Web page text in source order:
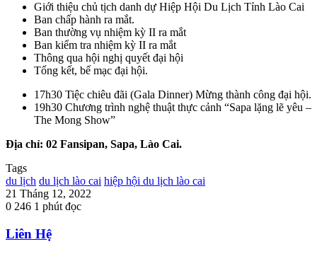
Giới thiệu chủ tịch danh dự Hiệp Hội Du Lịch Tỉnh Lào Cai
Ban chấp hành ra mắt.
Ban thường vụ nhiệm kỳ II ra mắt
Ban kiểm tra nhiệm kỳ II ra mắt
Thông qua hội nghị quyết đại hội
Tổng kết, bế mạc đại hội.
17h30 Tiệc chiêu đãi (Gala Dinner) Mừng thành công đại hội.
19h30 Chương trình nghệ thuật thực cảnh “Sapa lặng lẽ yêu –
The Mong Show”
Địa chỉ: 02 Fansipan, Sapa, Lào Cai.
Tags
du lịch du lịch lào cai hiệp hội du lịch lào cai
21 Tháng 12, 2022
0 246 1 phút đọc
Liên Hệ